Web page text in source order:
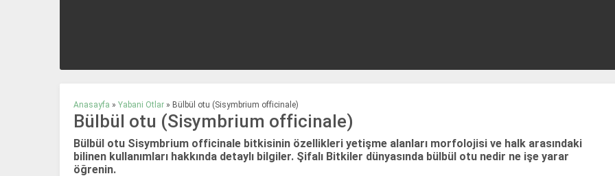
Anasayfa » Yabani Otlar » Bülbül otu (Sisymbrium officinale)
Bülbül otu (Sisymbrium officinale)
Bülbül otu Sisymbrium officinale bitkisinin özellikleri yetişme alanları morfolojisi ve halk arasındaki
bilinen kullanımları hakkında detaylı bilgiler. Şifalı Bitkiler dünyasında bülbül otu nedir ne işe yarar
öğrenin.